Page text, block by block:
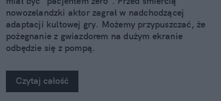
nowozelandzki aktor zagrał w nadchodzącej
adaptacji kultowej gry. Możemy przypuszczać, że
pożegnanie z gwiazdorem na dużym ekranie
odbędzie się z pompą.
Czytaj całość